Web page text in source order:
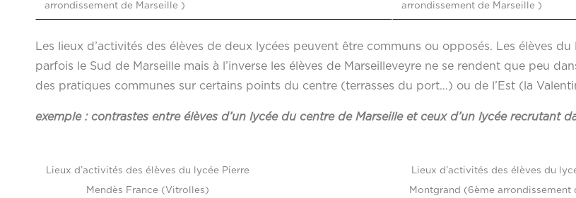
arrondissement de Marseille )
arrondissement de Marseille )
Les lieux d’activités des élèves de deux lycées peuvent être communs ou opposés. Les élèves
parfois le Sud de Marseille mais à l’inverse les élèves de Marseilleveyre ne se rendent que peu
des pratiques communes sur certains points du centre (terrasses du port…) ou de l’Est (la
exemple : contrastes entre élèves d’un lycée du centre de Marseille et ceux d’un lycée recrutant
Lieux d’activités des élèves du lycée Pierre
Mendès France (Vitrolles)
Lieux d’activités des élèves du
Montgrand (6ème arrondissement